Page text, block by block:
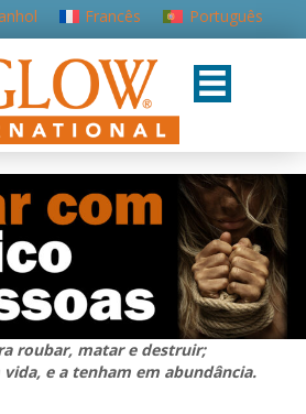
Francês Português
roubar, matar e destruir;
e a tenham em abundância.